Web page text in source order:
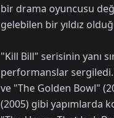
bir drama oyuncusu
gelebilen bir yıldız
"Kill Bill" serisinin yanı
performanslar
ve "The Golden Bowl"
(2005) gibi yapımlarda